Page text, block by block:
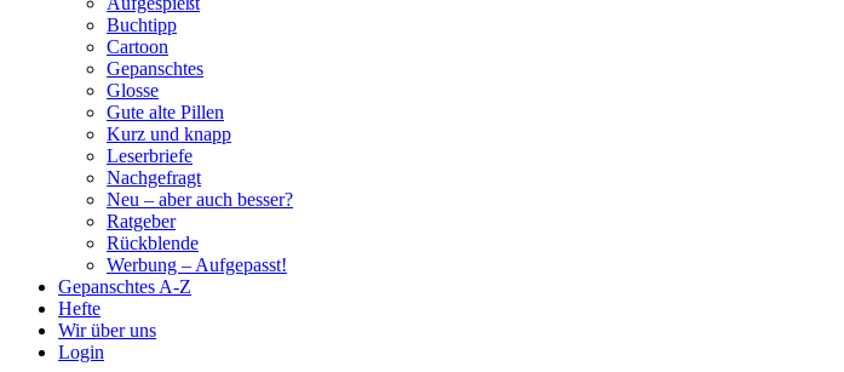
Buchtipp
Cartoon
Gepanschtes
Glosse
Gute alte Pillen
Kurz und knapp
Leserbriefe
Nachgefragt
Neu – aber auch besser?
Ratgeber
Rückblende
Werbung – Aufgepasst!
Gepanschtes A-Z
Hefte
Wir über uns
Login